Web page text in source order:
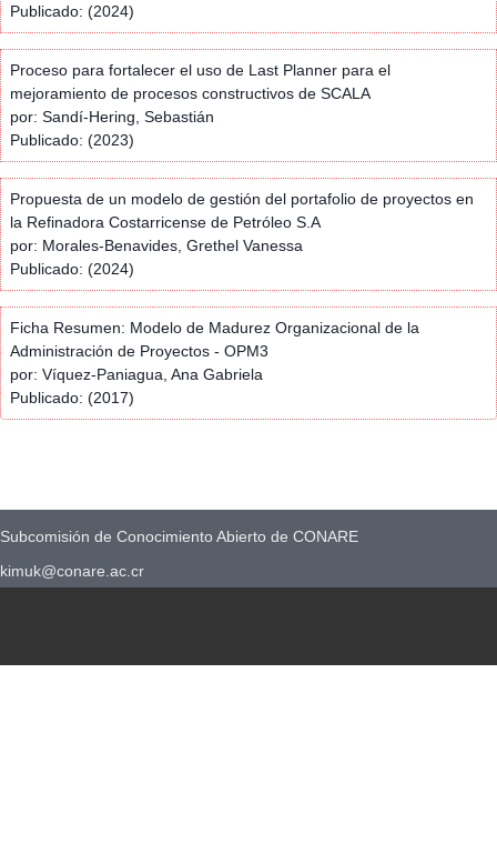
Publicado: (2024)
Proceso para fortalecer el uso de Last Planner para el
mejoramiento de procesos constructivos de SCALA
por: Sandí-Hering, Sebastián
Publicado: (2023)
Propuesta de un modelo de gestión del portafolio de proyectos en
la Refinadora Costarricense de Petróleo S.A
por: Morales-Benavides, Grethel Vanessa
Publicado: (2024)
Ficha Resumen: Modelo de Madurez Organizacional de la
Administración de Proyectos - OPM3
por: Víquez-Paniagua, Ana Gabriela
Publicado: (2017)
Subcomisión de Conocimiento Abierto de CONARE
kimuk@conare.ac.cr